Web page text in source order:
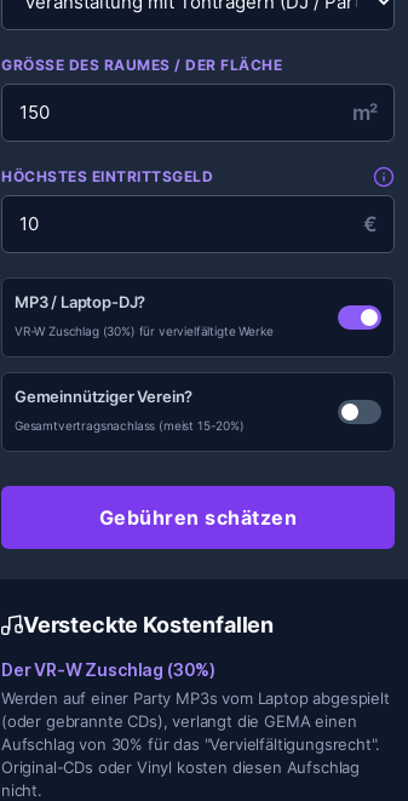
GRÖSSE DES RAUMES / DER FLÄCHE
m²
HÖCHSTES EINTRITTSGELD
€
MP3 / Laptop-DJ?
VR-W Zuschlag (30%) für vervielfältigte Werke
Gemeinnütziger Verein?
Gesamtvertragsnachlass (meist 15-20%)
Gebühren schätzen
Versteckte Kostenfallen
Der VR-W Zuschlag (30%)
Werden auf einer Party MP3s vom Laptop abgespielt
(oder gebrannte CDs), verlangt die GEMA einen
Aufschlag von 30% für das "Vervielfältigungsrecht".
Original-CDs oder Vinyl kosten diesen Aufschlag
nicht.